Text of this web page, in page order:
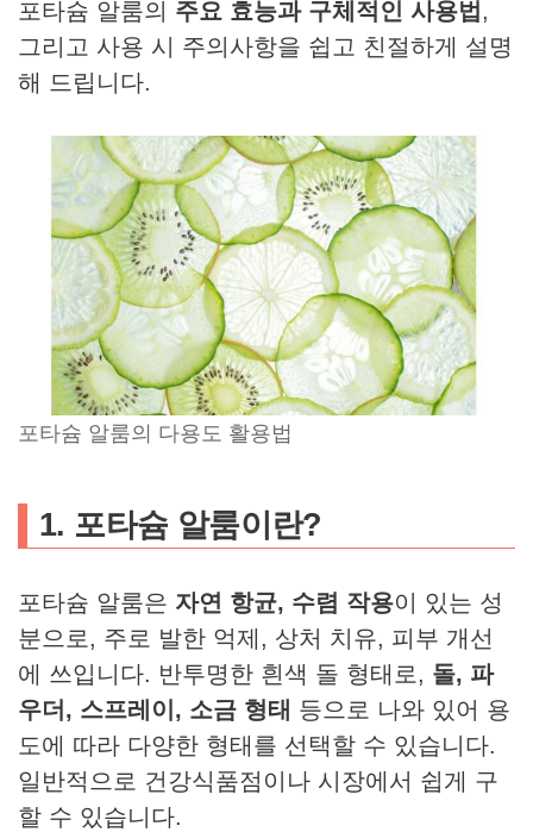
포타슘 알룸의 주요 효능과 구체적인 사용법 ,
그리고 사용 시 주의사항을 쉽고 친절하게 설명
해 드립니다.
포타슘 알룸의 다용도 활용법
1. 포타슘 알룸이란?
포타슘 알룸은 자연 항균, 수렴 작용이 있는 성
분으로, 주로 발한 억제, 상처 치유, 피부 개선
에 쓰입니다. 반투명한 흰색 돌 형태로, 돌, 파
우더, 스프레이, 소금 형태 등으로 나와 있어 용
도에 따라 다양한 형태를 선택할 수 있습니다.
일반적으로 건강식품점이나 시장에서 쉽게 구
할 수 있습니다.